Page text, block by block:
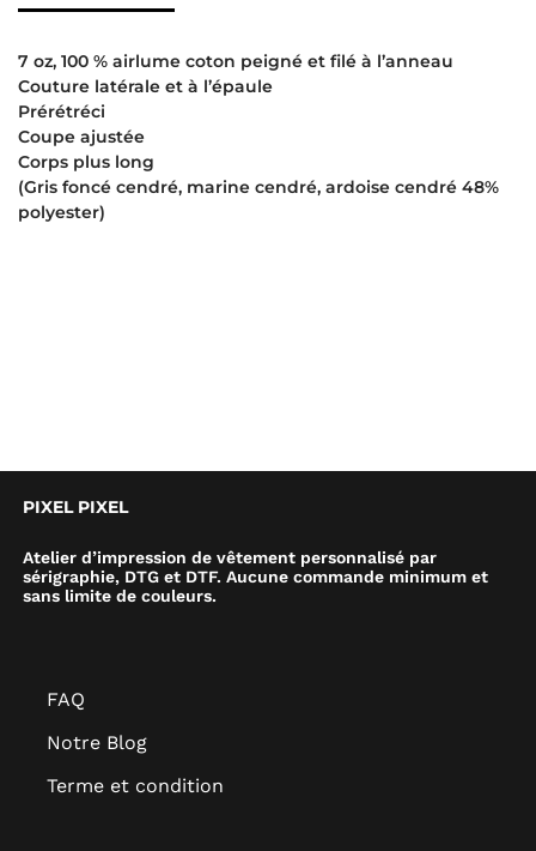
7 oz, 100 % airlume coton peigné et filé à l’anneau
Couture latérale et à l’épaule
Prérétréci
Coupe ajustée
Corps plus long
(Gris foncé cendré, marine cendré, ardoise cendré 48%
polyester)
PIXEL PIXEL
Atelier d’impression de vêtement personnalisé par
sérigraphie, DTG et DTF. Aucune commande minimum et
sans limite de couleurs.
FAQ
Notre Blog
Terme et condition